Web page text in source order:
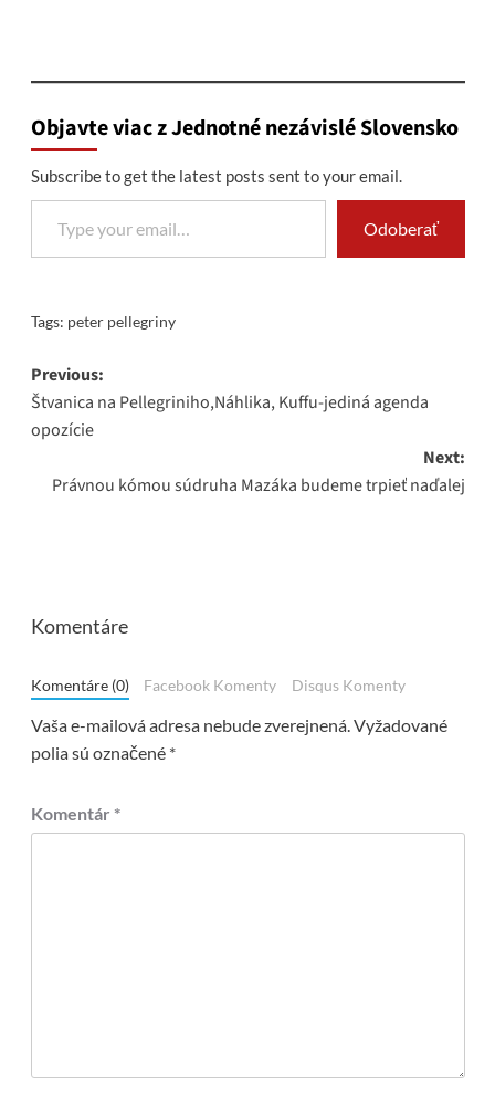
Objavte viac z Jednotné nezávislé Slovensko
Subscribe to get the latest posts sent to your email.
Type your email…
Odoberať
Tags: peter pellegriny
Post
navigation
Previous:
Štvanica na Pellegriniho,Náhlika, Kuffu-jediná agenda
opozície
Next:
Právnou kómou súdruha Mazáka budeme trpieť naďalej
Komentáre
Komentáre (0) Facebook Komenty Disqus Komenty
Vaša e-mailová adresa nebude zverejnená.Vyžadované
polia sú označené *
Komentár *